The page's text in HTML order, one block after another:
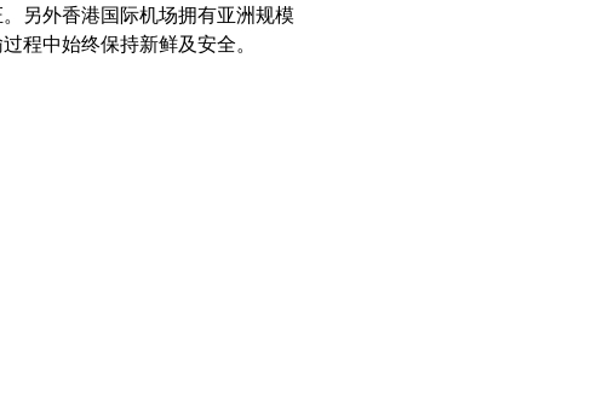
另外香港国际机场拥有亚洲规模
程中始终保持新鲜及安全。